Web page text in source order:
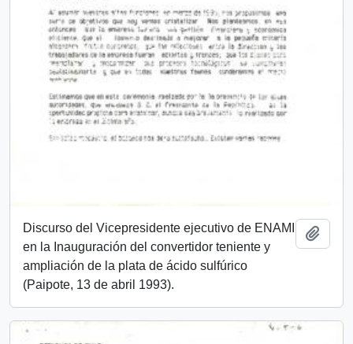
Discurso del Vicepresidente ejecutivo de ENAMI
en la Inauguración del convertidor teniente y
ampliación de la plata de ácido sulfúrico
(Paipote, 13 de abril 1993).